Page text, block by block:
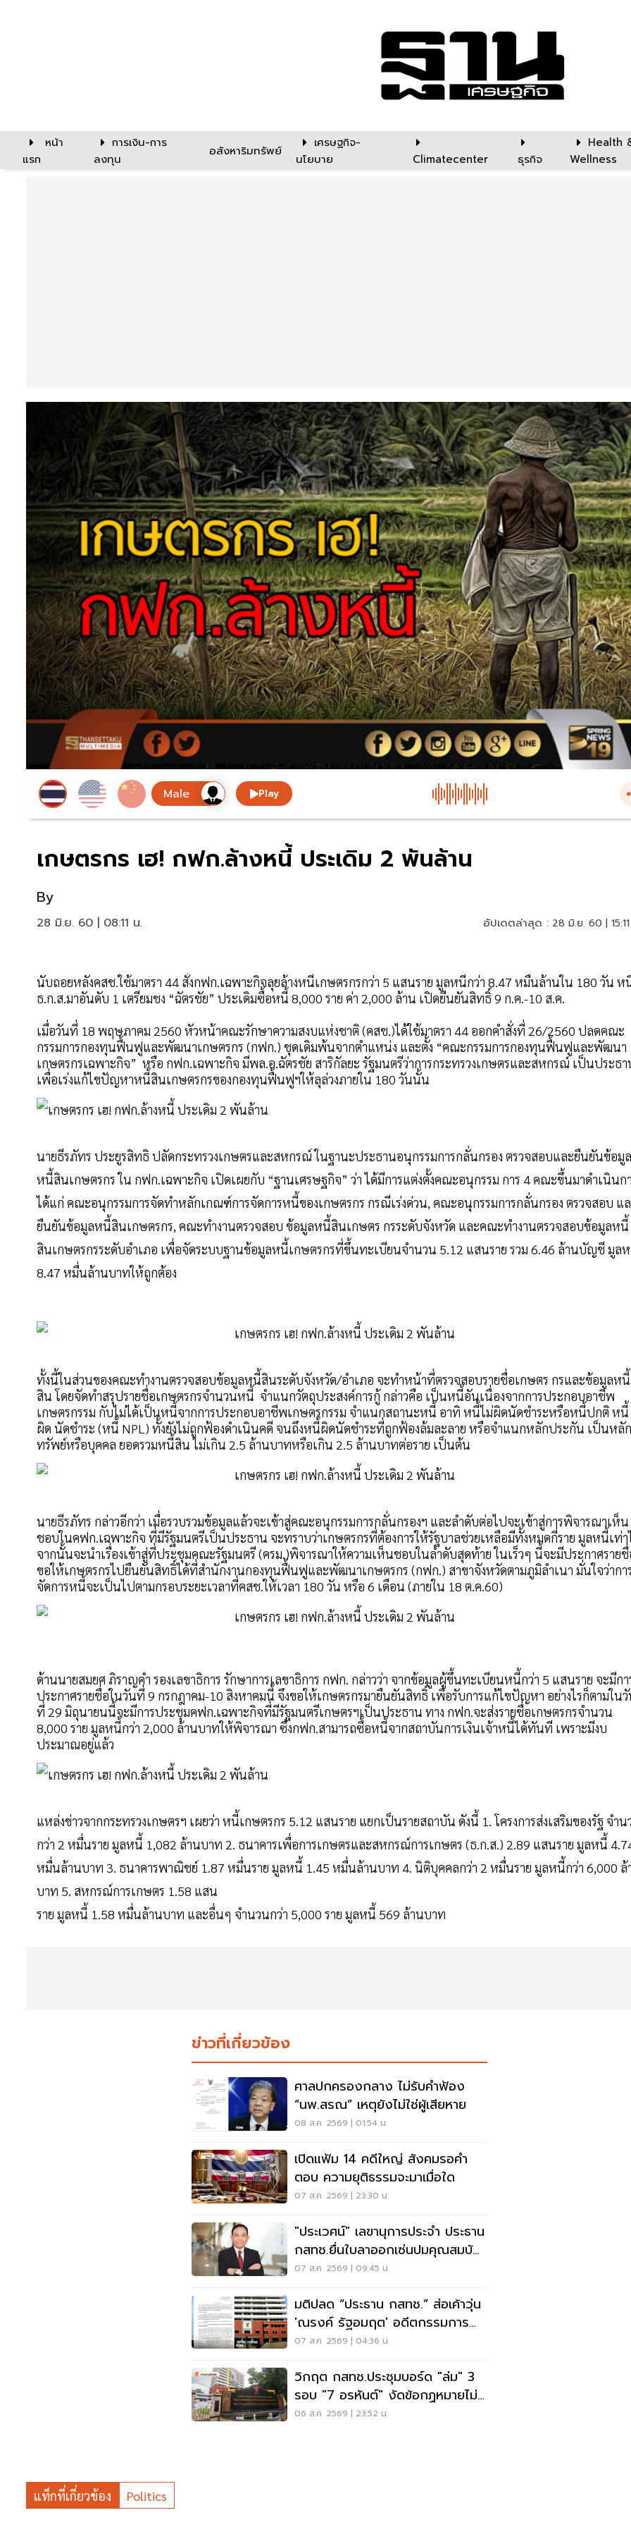
หน้า
แรก
การเงิน-การ
ลงทุน
อสังหาริมทรัพย์
เศรษฐกิจ-
นโยบาย
Climatecenter ธุรกิจ
Health
Wellness
Play
เกษตรกร เฮ! กฟก.ล้างหนี้ ประเดิม 2 พันล้าน
By
28 มิ.ย. 60 | 08:11 น. อัปเดตล่าสุด : 28 มิ.ย. 60 |
นับถอยหลังคสช.ใช้มาตรา 44 สั่งกฟก.เฉพาะกิจลุยล้างหนี้เกษตรกรกว่า 5 แสนราย มูลหนี้กว่า 8.47 หมื่นล้านใน 180 วัน ห
ธ.ก.ส.มาอันดับ 1 เตรียมชง “ฉัตรชัย” ประเดิมซื้อหนี้ 8,000 ราย ค่า 2,000 ล้าน เปิดยืนยันสิทธิ์ 9 ก.ค.-10 ส.ค.
เมื่อวันที่ 18 พฤษภาคม 2560 หัวหน้าคณะรักษาความสงบแห่งชาติ (คสช.)ได้ใช้มาตรา 44 ออกคำสั่งที่ 26/2560 ปลดคณะ
กรรมการกองทุนฟื้นฟูและพัฒนาเกษตรกร (กฟก.) ชุดเดิมพ้นจากตำแหน่ง และตั้ง “คณะกรรมการกองทุนฟื้นฟูและพัฒนา
เกษตรกรเฉพาะกิจ” หรือ กฟก.เฉพาะกิจ มีพล.อ.ฉัตรชัย สาริกัลยะ รัฐมนตรีว่าการกระทรวงเกษตรและสหกรณ์ เป็นประธ
เพื่อเร่งแก้ไขปัญหาหนี้สินเกษตรกรของกองทุนฟื้นฟูฯให้ลุล่วงภายใน 180 วันนั้น
นายธีรภัทร ประยูรสิทธิ ปลัดกระทรวงเกษตรและสหกรณ์ ในฐานะประธานอนุกรรมการกลั่นกรอง ตรวจสอบและยืนยันข้อมูล
หนี้สินเกษตรกร ใน กฟก.เฉพาะกิจ เปิดเผยกับ “ฐานเศรษฐกิจ” ว่า ได้มีการแต่งตั้งคณะอนุกรรม การ 4 คณะขึ้นมาดำเนินก
ได้แก่ คณะอนุกรรมการจัดทำหลักเกณฑ์การจัดการหนี้ของเกษตรกร กรณีเร่งด่วน, คณะอนุกรรมการกลั่นกรอง ตรวจสอบ แ
ยืนยันข้อมูลหนี้สินเกษตรกร, คณะทำงานตรวจสอบ ข้อมูลหนี้สินเกษตร กรระดับจังหวัด และคณะทำงานตรวจสอบข้อมูลหนี้
สินเกษตรกรระดับอำเภอ เพื่อจัดระบบฐานข้อมูลหนี้เกษตรกรที่ขึ้นทะเบียนจำนวน 5.12 แสนราย รวม 6.46 ล้านบัญชี มูล
8.47 หมื่นล้านบาทให้ถูกต้อง
ทั้งนี้ในส่วนของคณะทำงานตรวจสอบข้อมูลหนี้สินระดับจังหวัด/อำเภอ จะทำหน้าที่ตรวจสอบรายชื่อเกษตร กรและข้อมูลหนี้
สิน โดยจัดทำสรุปรายชื่อเกษตรกรจำนวนหนี้ จำแนกวัตถุประสงค์การกู้ กล่าวคือ เป็นหนี้อันเนื่องจากการประกอบอาชีพ
เกษตรกรรม กับไม่ได้เป็นหนี้จากการประกอบอาชีพเกษตรกรรม จำแนกสถานะหนี้ อาทิ หนี้ไม่ผิดนัดชำระหรือหนี้ปกติ หนี้
ผิด นัดชำระ (หนี้ NPL) ทั้งยังไม่ถูกฟ้องดำเนินคดี จนถึงหนี้ผิดนัดชำระที่ถูกฟ้องล้มละลาย หรือจำแนกหลักประกัน เป็นหลัก
ทรัพย์หรือบุคคล ยอดรวมหนี้สิน ไม่เกิน 2.5 ล้านบาทหรือเกิน 2.5 ล้านบาทต่อราย เป็นต้น
นายธีรภัทร กล่าวอีกว่า เมื่อรวบรวมข้อมูลแล้วจะเข้าสู่คณะอนุกรรมการกลั่นกรองฯ และลำดับต่อไปจะเข้าสู่การพิจารณาเห็น
ชอบในคฟก.เฉพาะกิจ ที่มีรัฐมนตรีเป็นประธาน จะทราบว่าเกษตรกรที่ต้องการให้รัฐบาลช่วยเหลือมีทั้งหมดกี่ราย มูลหนี้เท่า
จากนั้นจะนำเรื่องเข้าสู่ที่ประชุมคณะรัฐมนตรี (ครม.)พิจารณาให้ความเห็นชอบในลำดับสุดท้าย ในเร็วๆ นี้จะมีประกาศราย
ขอให้เกษตรกรไปยืนยันสิทธิ์ได้ที่สำนักงานกองทุนฟื้นฟูและพัฒนาเกษตรกร (กฟก.) สาขาจังหวัดตามภูมิลำเนา มั่นใจว่ากา
จัดการหนี้จะเป็นไปตามกรอบระยะเวลาที่คสช.ให้เวลา 180 วัน หรือ 6 เดือน (ภายใน 18 ต.ค.60)
ด้านนายสมยศ ภิราญคำ รองเลขาธิการ รักษาการเลขาธิการ กฟก. กล่าวว่า จากข้อมูลผู้ขึ้นทะเบียนหนี้กว่า 5 แสนราย จะมีกา
ประกาศรายชื่อในวันที่ 9 กรกฎาคม-10 สิงหาคมนี้ จึงขอให้เกษตรกรมายืนยันสิทธิ์ เพื่อรับการแก้ไขปัญหา อย่างไรก็ตามใน
ที่ 29 มิถุนายนนี้จะมีการประชุมคฟก.เฉพาะกิจที่มีรัฐมนตรีเกษตรฯเป็นประธาน ทาง กฟก.จะส่งรายชื่อเกษตรกรจำนวน
8,000 ราย มูลหนี้กว่า 2,000 ล้านบาทให้พิจารณา ซึ่งกฟก.สามารถซื้อหนี้จากสถาบันการเงินเจ้าหนี้ได้ทันที เพราะมีงบ
ประมาณอยู่แล้ว
แหล่งข่าวจากกระทรวงเกษตรฯ เผยว่า หนี้เกษตรกร 5.12 แสนราย แยกเป็นรายสถาบัน ดังนี้ 1. โครงการส่งเสริมของรัฐ จำ
กว่า 2 หมื่นราย มูลหนี้ 1,082 ล้านบาท 2. ธนาคารเพื่อการเกษตรและสหกรณ์การเกษตร (ธ.ก.ส.) 2.89 แสนราย มูลหนี้
หมื่นล้านบาท 3. ธนาคารพาณิชย์ 1.87 หมื่นราย มูลหนี้ 1.45 หมื่นล้านบาท 4. นิติบุคคลกว่า 2 หมื่นราย มูลหนี้กว่า 6,000 ล้
บาท 5. สหกรณ์การเกษตร 1.58 แสน
ราย มูลหนี้ 1.58 หมื่นล้านบาท และอื่นๆ จำนวนกว่า 5,000 ราย มูลหนี้ 569 ล้านบาท
ข่าวที่เกี่ยวข้อง
ศาลปกครองกลาง ไม่รับคำฟ้อง
“นพ.สรณ” เหตุยังไม่ใช่ผู้เสียหาย
08 ส.ค. 2569 | 01:54 น.
เปิดแฟ้ม 14 คดีใหญ่ สังคมรอคำ
ตอบ ความยุติธรรมจะมาเมื่อใด
07 ส.ค. 2569 | 23:30 น.
"ประเวศน์" เลขานุการประจำ ประธาน
กสทช.ยื่นใบลาออกเซ่นปมคุณสมบัติ
นพ.สรณ
07 ส.ค. 2569 | 09:45 น.
มติปลด “ประธาน กสทช.” ส่อเค้าวุ่น
'ณรงค์ รัฐอมฤต' อดีตกรรมการ
สรรหาโต้ข้อวินิจฉัย
07 ส.ค. 2569 | 04:36 น.
วิกฤต กสทช.ประชุมบอร์ด "ล่ม" 3
รอบ "7 อรหันต์" งัดข้อกฏหมายไม่มี
ใครยอมใคร
06 ส.ค. 2569 | 23:52 น.
แท็กที่เกี่ยวข้อง Politics